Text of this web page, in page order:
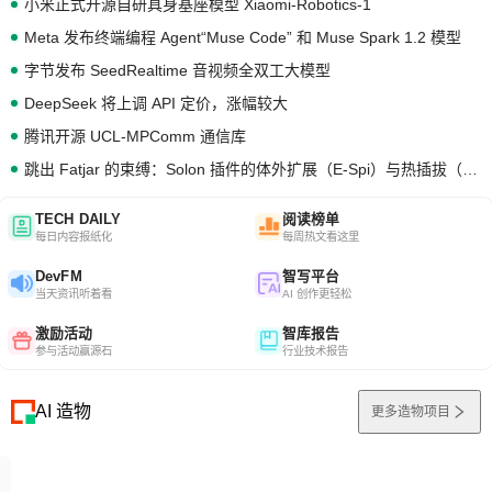
小米正式开源自研具身基座模型 Xiaomi-Robotics-1
Meta 发布终端编程 Agent“Muse Code” 和 Muse Spark 1.2 模型
字节发布 SeedRealtime 音视频全双工大模型
DeepSeek 将上调 API 定价，涨幅较大
腾讯开源 UCL-MPComm 通信库
TECH DAILY
每日内容报纸化
阅读榜单
每周热文看这里
DevFM
当天资讯听着看
智写平台
AI 创作更轻松
激励活动
参与活动赢源石
智库报告
行业技术报告
AI 造物 更多造物项目